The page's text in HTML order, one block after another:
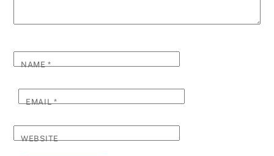
NAME*
EMAIL*
WEBSITE